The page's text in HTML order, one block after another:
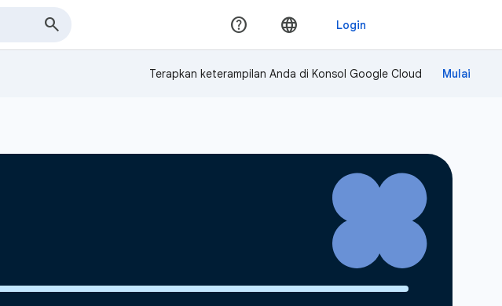
Terapkan keterampilan Anda di Konsol Google Cloud